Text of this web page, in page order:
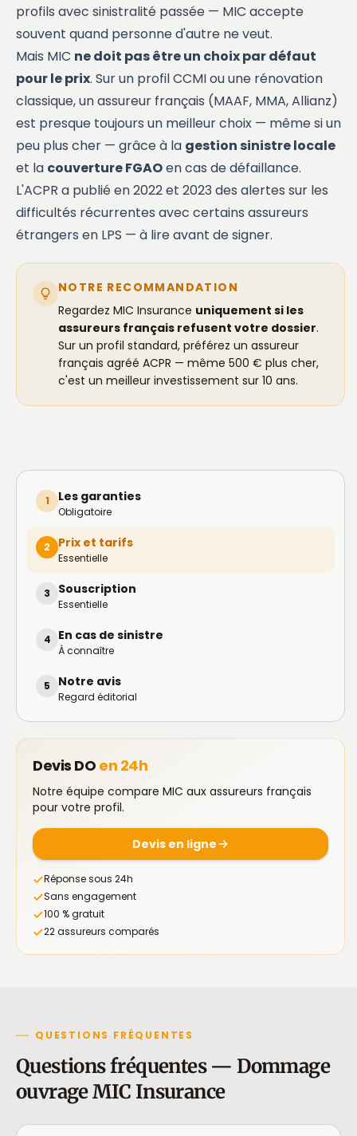
profils avec sinistralité passée — MIC accepte
souvent quand personne d'autre ne veut.
Mais MIC ne doit pas être un choix par défaut
pour le prix. Sur un profil CCMI ou une rénovation
classique, un assureur français (MAAF, MMA, Allianz)
est presque toujours un meilleur choix — même si un
peu plus cher — grâce à la gestion sinistre locale
et la couverture FGAOen cas de défaillance.
L'ACPR a publié en 2022 et 2023 des alertes sur les
difficultés récurrentes avec certains assureurs
étrangers en LPS — à lire avant de signer.
NOTRE RECOMMANDATION
Regardez MIC Insurance uniquement si les
assureurs français refusent votre dossier.
Sur un profil standard, préférez un assureur
français agréé ACPR — même 500 € plus cher,
c'est un meilleur investissement sur 10 ans.
1 Les garanties
Obligatoire
2 Prix et tarifs
Essentielle
3 Souscription
Essentielle
4 En cas de sinistre
À connaître
5 Notre avis
Regard éditorial
Devis DO en 24h
Notre équipe compare MIC aux assureurs français
pour votre profil.
Devis en ligne
Réponse sous 24h
Sans engagement
100 % gratuit
22 assureurs comparés
QUESTIONS FRÉQUENTES
Questions fréquentes — Dommage
ouvrage MIC Insurance